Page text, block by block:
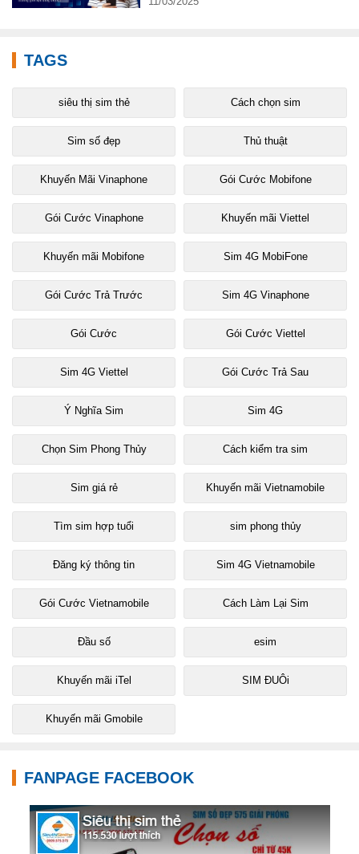
TAGS
siêu thị sim thẻ Cách chọn sim
Sim số đẹp Thủ thuật
Khuyến Mãi Vinaphone Gói Cước Mobifone
Gói Cước Vinaphone Khuyến mãi Viettel
Khuyến mãi Mobifone Sim 4G MobiFone
Gói Cước Trả Trước Sim 4G Vinaphone
Gói Cước Gói Cước Viettel
Sim 4G Viettel Gói Cước Trả Sau
Ý Nghĩa Sim Sim 4G
Chọn Sim Phong Thủy Cách kiểm tra sim
Sim giá rẻ Khuyến mãi Vietnamobile
Tìm sim hợp tuổi sim phong thủy
Đăng ký thông tin Sim 4G Vietnamobile
Gói Cước Vietnamobile Cách Làm Lại Sim
Đầu số esim
Khuyến mãi iTel SIM ĐUÔi
Khuyến mãi Gmobile
FANPAGE FACEBOOK